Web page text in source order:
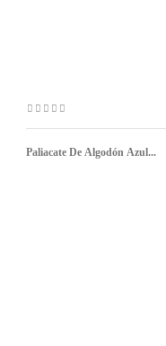
Paliacate De Algodón Azul...